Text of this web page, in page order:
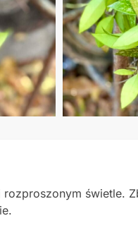
świetle.